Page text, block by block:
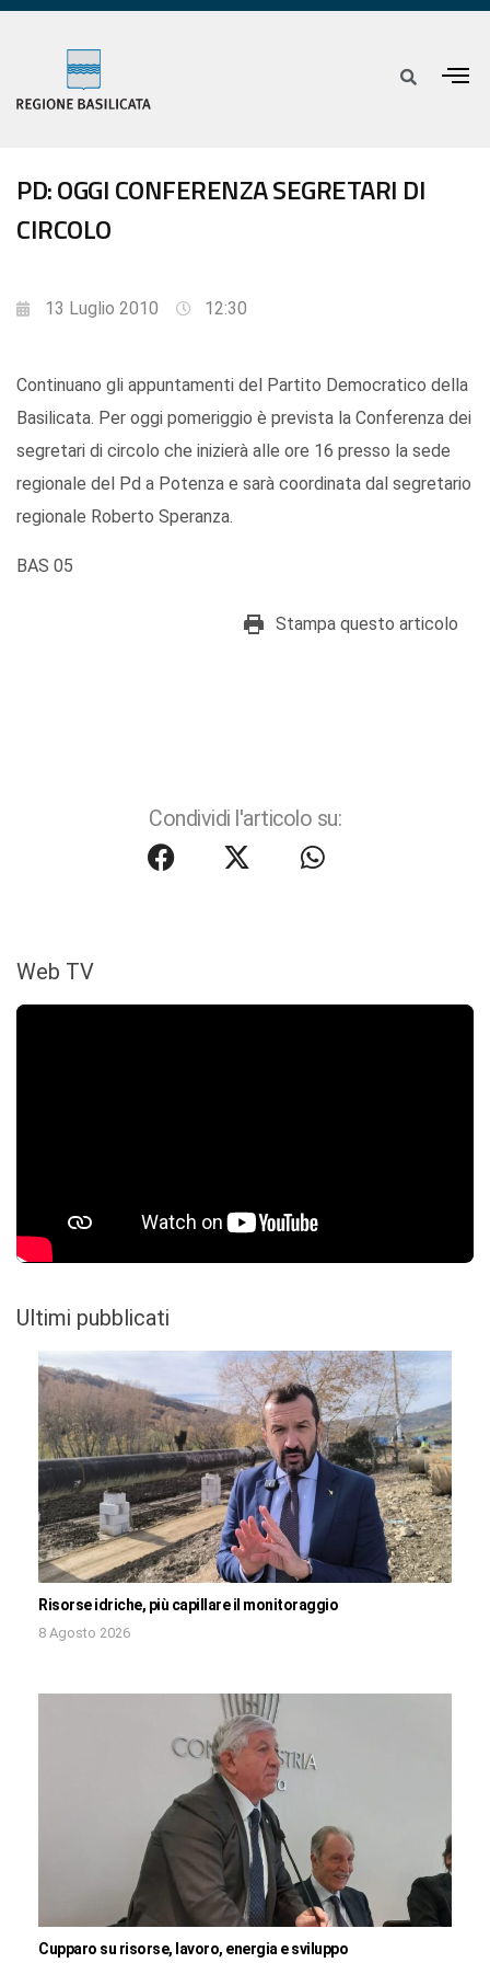
PD: OGGI CONFERENZA SEGRETARI DI
CIRCOLO
13 Luglio 2010 12:30
Continuano gli appuntamenti del Partito Democratico della
Basilicata. Per oggi pomeriggio è prevista la Conferenza dei
segretari di circolo che inizierà alle ore 16 presso la sede
regionale del Pd a Potenza e sarà coordinata dal segretario
regionale Roberto Speranza.
BAS 05
Stampa questo articolo
Condividi l'articolo su:
Web TV
Ultimi pubblicati
Risorse idriche, più capillare il monitoraggio
8 Agosto 2026
Cupparo su risorse, lavoro, energia e sviluppo